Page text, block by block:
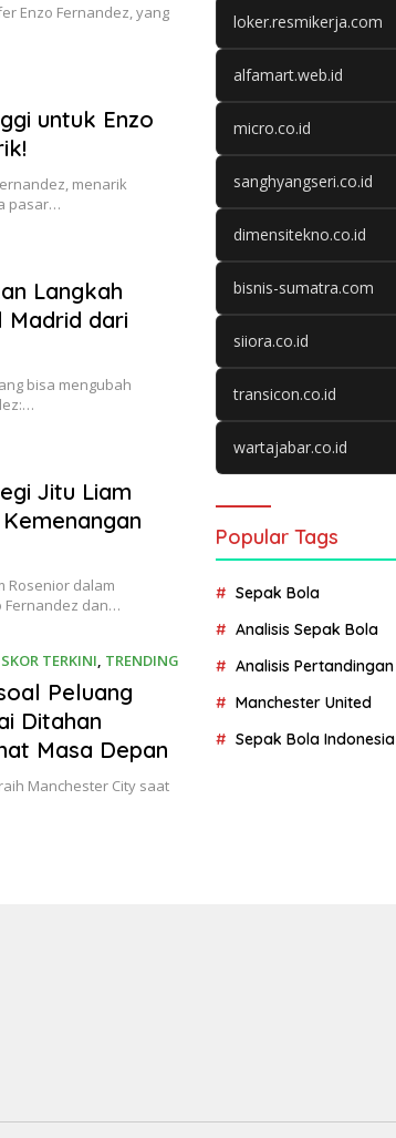
Enzo Fernandez, yang
untuk Enzo
menarik
pasar…
Langkah
Madrid dari
bisa mengubah
Jitu Liam
Rosenior dalam
Fernandez dan…
SKOR TERKINI, TRENDING
Peluang
Ditahan
Masa Depan
Manchester City saat
loker.resmikerja.com
alfamart.web.id
micro.co.id
sanghyangseri.co.id
dimensitekno.co.id
bisnis-sumatra.com
siiora.co.id
transicon.co.id
wartajabar.co.id
Popular Tags
Sepak Bola
Analisis Sepak Bola
Analisis Pertandingan
Manchester United
Sepak Bola Indonesia